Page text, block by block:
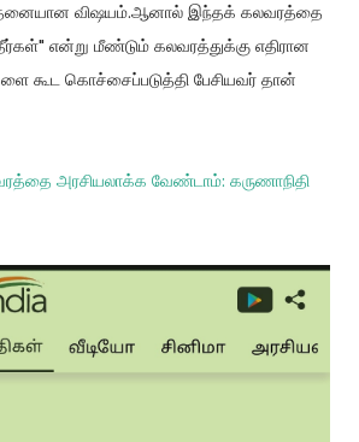
விஷயம்.ஆனால் இந்தக் கலவரத்தை
என்று மீண்டும் கலவரத்துக்கு எதிரான
கூட கொச்சைப்படுத்தி பேசியவர் தான்
அரசியலாக்க வேண்டாம்: கருணாநிதி